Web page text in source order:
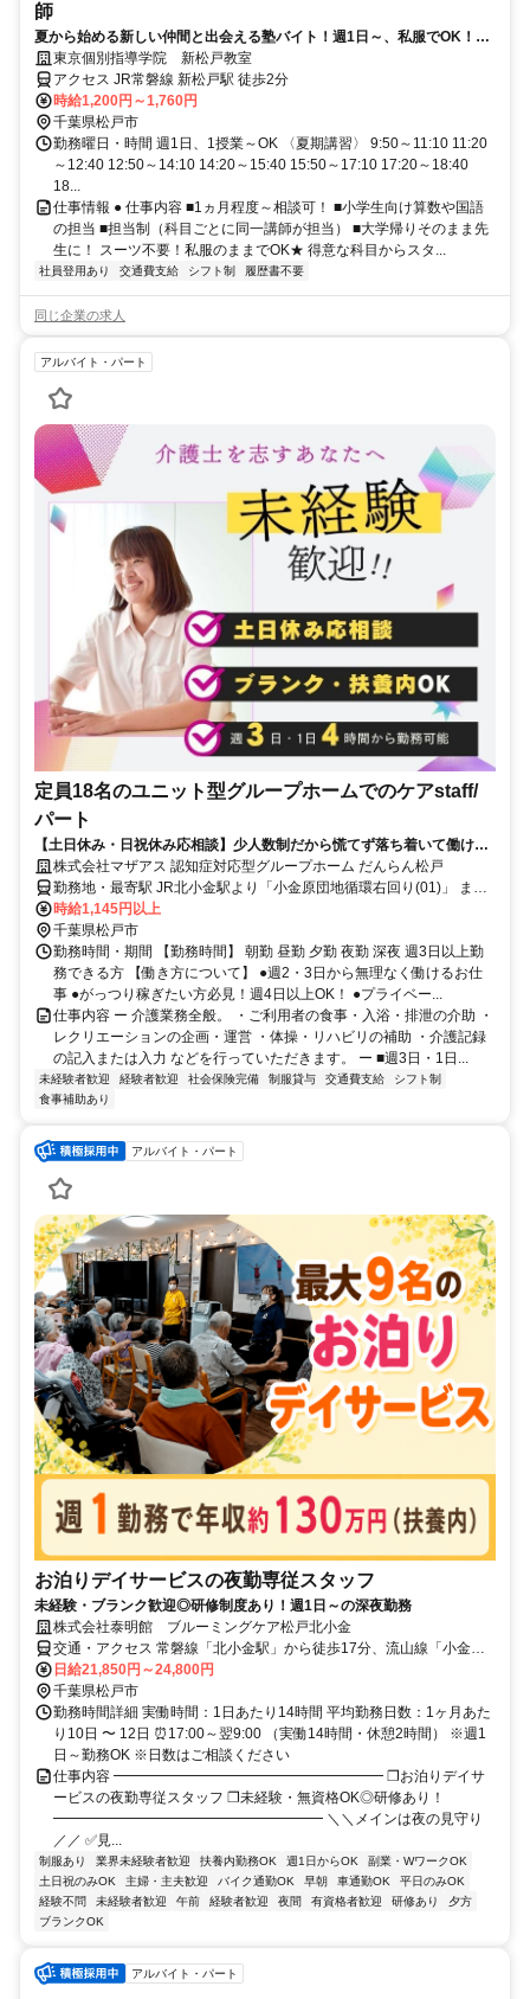
師
夏から始める新しい仲間と出会える塾バイト！週1日～、私服でOK！テ
ストや帰省なども調整可能！
東京個別指導学院 新松戸教室
アクセス JR常磐線 新松戸駅 徒歩2分
時給1,200円～1,760円
千葉県松戸市
勤務曜日・時間 週1日、1授業～OK 〈夏期講習〉 9:50～11:10 11:20
～12:40 12:50～14:10 14:20～15:40 15:50～17:10 17:20～18:40
18...
仕事情報 ● 仕事内容 ■1ヵ月程度～相談可！ ■小学生向け算数や国語
の担当 ■担当制（科目ごとに同一講師が担当） ■大学帰りそのまま先
生に！ スーツ不要！私服のままでOK★ 得意な科目からスタ...
社員登用あり 交通費支給 シフト制 履歴書不要
同じ企業の求人
アルバイト・パート
定員18名のユニット型グループホームでのケアstaff/
パート
【土日休み・日祝休み応相談】少人数制だから慌てず落ち着いて働け
る。アットホームな9名×2ユニット制！
株式会社マザアス 認知症対応型グループホーム だんらん松戸
勤務地・最寄駅 JR北小金駅より「小金原団地循環右回り(01)」 また
は「バス案内所(０２)」行バスで8分、「御堂の上」バス停から150m
【南千住駅】から車で47分 【柏駅】から電車で32分
時給1,145円以上
千葉県松戸市
勤務時間・期間 【勤務時間】 朝勤 昼勤 夕勤 夜勤 深夜 週3日以上勤
務できる方 【働き方について】 ●週2・3日から無理なく働けるお仕
事 ●がっつり稼ぎたい方必見！週4日以上OK！ ●プライベー...
仕事内容 ー 介護業務全般。 ・ご利用者の食事・入浴・排泄の介助 ・
レクリエーションの企画・運営 ・体操・リハビリの補助 ・介護記録
の記入または入力 などを行っていただきます。 ー ■週3日・1日...
未経験者歓迎 経験者歓迎 社会保険完備 制服貸与 交通費支給
シフト制
食事補助あり
アルバイト・パート
お泊りデイサービスの夜勤専従スタッフ
未経験・ブランク歓迎◎研修制度あり！週1日～の深夜勤務
株式会社泰明館 ブルーミングケア松戸北小金
交通・アクセス 常磐線「北小金駅」から徒歩17分、流山線「小金城
趾駅」から徒歩10分 ★車・バイク通勤OK（駐車場完備）
日給21,850円～24,800円
千葉県松戸市
勤務時間詳細 実働時間：1日あたり14時間 平均勤務日数：1ヶ月あた
り10日 〜 12日 ⏰17:00～翌9:00 （実働14時間・休憩2時間） ※週1
日～勤務OK ※日数はご相談ください
仕事内容 ━━━━━━━━━━━━━━━━━━━ ❐お泊りデイサ
ービスの夜勤専従スタッフ ❐未経験・無資格OK◎研修あり！
━━━━━━━━━━━━━━━━━━━ ＼＼メインは夜の見守り
／／ ✅見...
制服あり 業界未経験者歓迎 扶養内勤務OK 週1日からOK
副業・WワークOK
土日祝のみOK
主婦・主夫歓迎 バイク通勤OK 早朝 車通勤OK
平日のみOK
経験不問
未経験者歓迎 午前 経験者歓迎 夜間 有資格者歓迎 研修あり
夕方
ブランクOK
アルバイト・パート